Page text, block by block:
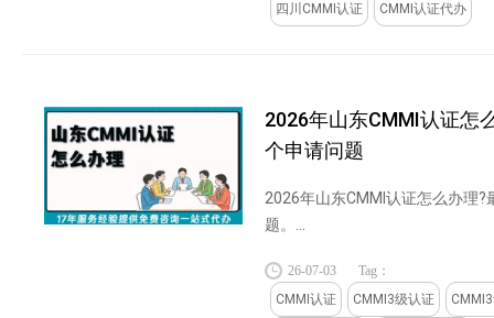
四川CMMI认证 CMMI认证代办
2026年山东CMMI认证怎
个申请问题
2026年山东CMMI认证怎么办理?
题。...
26-07-03
Tag：
CMMI认证
CMMI3级认证